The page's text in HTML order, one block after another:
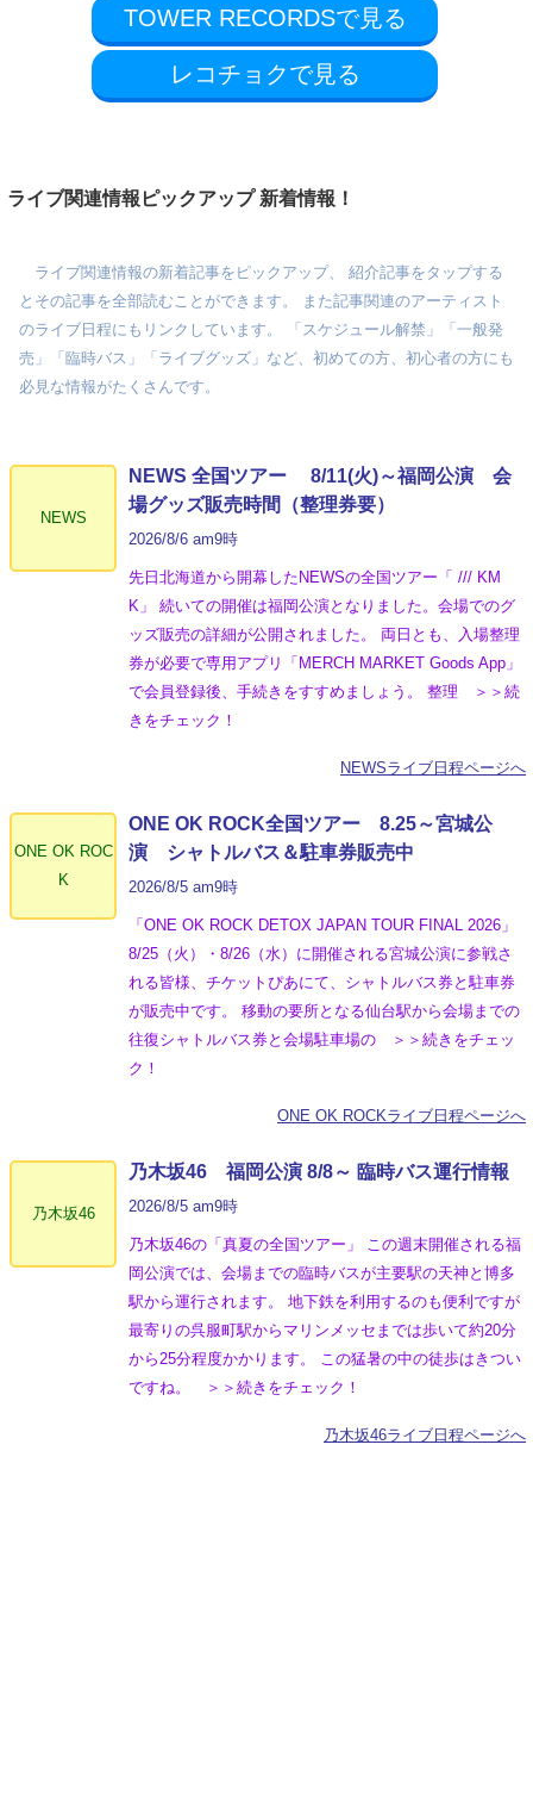
TOWER RECORDSで見る
レコチョクで見る
ライブ関連情報ピックアップ 新着情報！
ライブ関連情報の新着記事をピックアップ、 紹介記事をタップする
とその記事を全部読むことができます。 また記事関連のアーティスト
のライブ日程にもリンクしています。 「スケジュール解禁」「一般発
売」「臨時バス」「ライブグッズ」など、初めての方、初心者の方にも
必見な情報がたくさんです。
NEWS
NEWS 全国ツアー 8/11(火)～福岡公演 会
場グッズ販売時間（整理券要）
2026/8/6 am9時
先日北海道から開幕したNEWSの全国ツアー「 /// KM
K」 続いての開催は福岡公演となりました。会場でのグ
ッズ販売の詳細が公開されました。 両日とも、入場整理
券が必要で専用アプリ「MERCH MARKET Goods App」
で会員登録後、手続きをすすめましょう。 整理 ＞＞続
きをチェック！
NEWSライブ日程ページへ
ONE OK ROC
K
ONE OK ROCK全国ツアー 8.25～宮城公
演 シャトルバス＆駐車券販売中
2026/8/5 am9時
「ONE OK ROCK DETOX JAPAN TOUR FINAL 2026」
8/25（火）・8/26（水）に開催される宮城公演に参戦さ
れる皆様、チケットぴあにて、シャトルバス券と駐車券
が販売中です。 移動の要所となる仙台駅から会場までの
往復シャトルバス券と会場駐車場の ＞＞続きをチェッ
ク！
ONE OK ROCKライブ日程ページへ
乃木坂46
乃木坂46 福岡公演 8/8～ 臨時バス運行情報
2026/8/5 am9時
乃木坂46の「真夏の全国ツアー」 この週末開催される福
岡公演では、会場までの臨時バスが主要駅の天神と博多
駅から運行されます。 地下鉄を利用するのも便利ですが
最寄りの呉服町駅からマリンメッセまでは歩いて約20分
から25分程度かかります。 この猛暑の中の徒歩はきつい
ですね。 ＞＞続きをチェック！
乃木坂46ライブ日程ページへ